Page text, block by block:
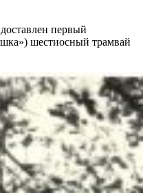
первый
шестиоcный трамвай